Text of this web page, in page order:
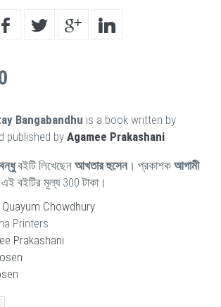
Bangabandhu is a book written by
published byAgamee Prakashani
বইটি লিখেছেন আখতার হুসেন। প্রকাশক আগামী
বইটির মূল্য 300 টাকা।
Quayum Chowdhury
Printers
Prakashani